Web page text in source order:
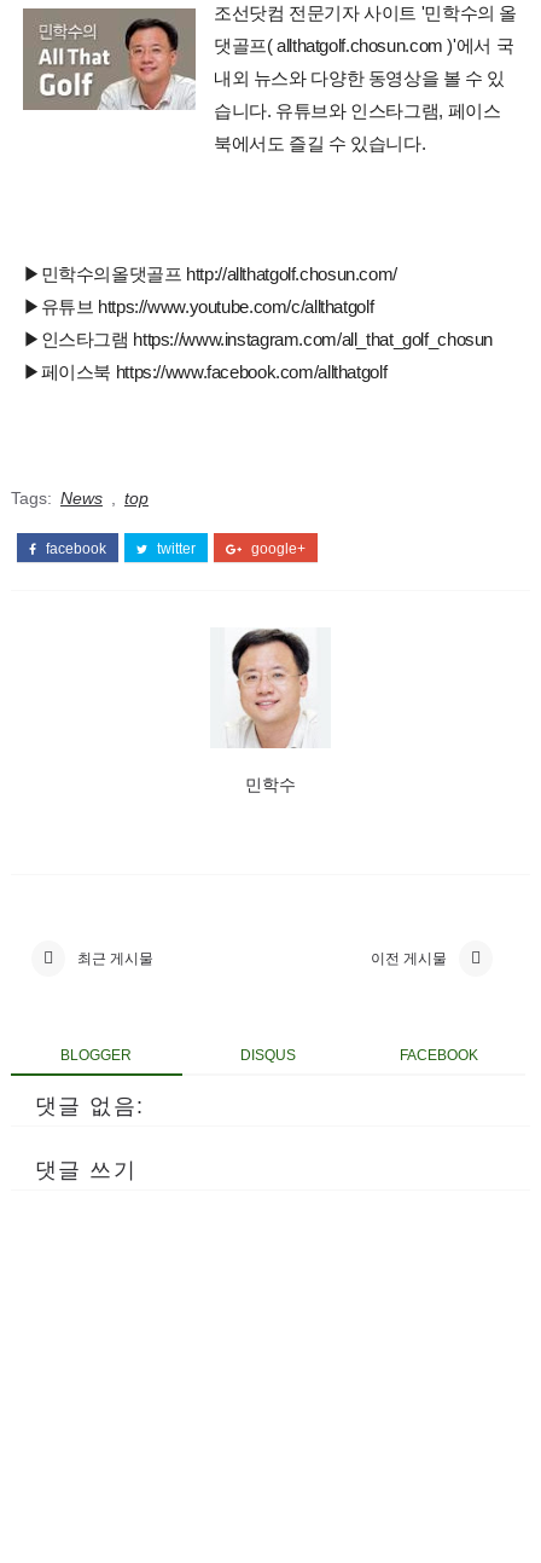
조선닷컴 전문기자 사이트 '민학수의 올
댓골프( allthatgolf.chosun.com )'에서 국
내외 뉴스와 다양한 동영상을 볼 수 있
습니다. 유튜브와 인스타그램, 페이스
북에서도 즐길 수 있습니다.
▶민학수의올댓골프 http://allthatgolf.chosun.com/
▶유튜브 https://www.youtube.com/c/allthatgolf
▶인스타그램 https://www.instagram.com/all_that_golf_chosun
▶페이스북 https://www.facebook.com/allthatgolf
Tags: News top
facebook twitter google+
민학수
최근 게시물 이전 게시물
BLOGGER DISQUS FACEBOOK
댓글 없음:
댓글 쓰기